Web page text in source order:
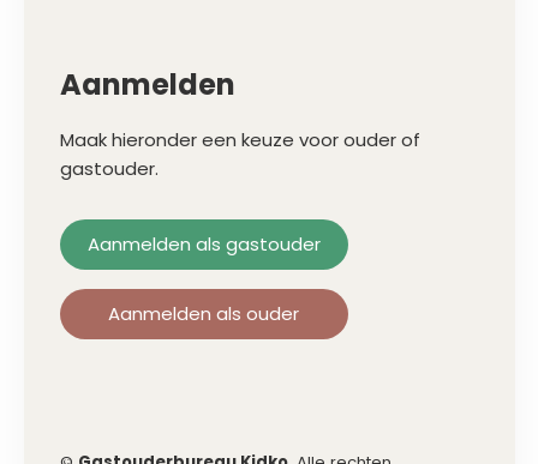
Aanmelden
Maak hieronder een keuze voor ouder of
gastouder.
Aanmelden als gastouder
Aanmelden als ouder